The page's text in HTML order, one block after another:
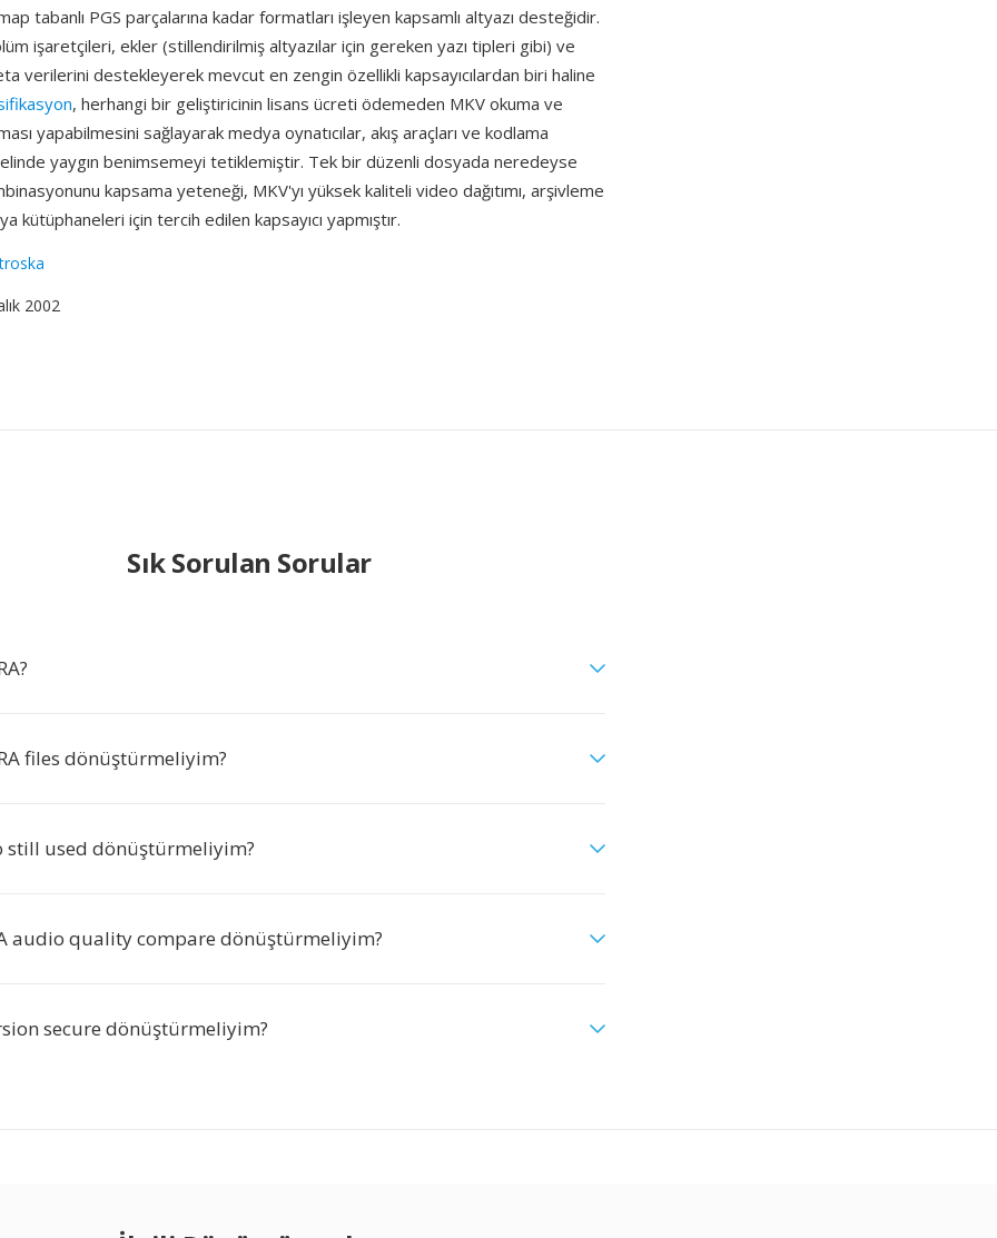
tabanlı PGS parçalarına kadar formatları işleyen kapsamlı altyazı desteğidir.
işaretçileri, ekler (stillendirilmiş altyazılar için gereken yazı tipleri gibi) ve
verilerini destekleyerek mevcut en zengin özellikli kapsayıcılardan biri haline
, herhangi bir geliştiricinin lisans ücreti ödemeden MKV okuma ve
yapabilmesini sağlayarak medya oynatıcılar, akış araçları ve kodlama
yaygın benimsemeyi tetiklemiştir. Tek bir düzenli dosyada neredeyse
kapsama yeteneği, MKV'yı yüksek kaliteli video dağıtımı, arşivleme
kütüphaneleri için tercih edilen kapsayıcı yapmıştır.
2002
Sık Sorulan Sorular
files dönüştürmeliyim?
still used dönüştürmeliyim?
audio quality compare dönüştürmeliyim?
secure dönüştürmeliyim?